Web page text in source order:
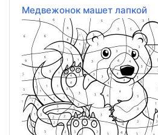
Медвежонок машет лапкой